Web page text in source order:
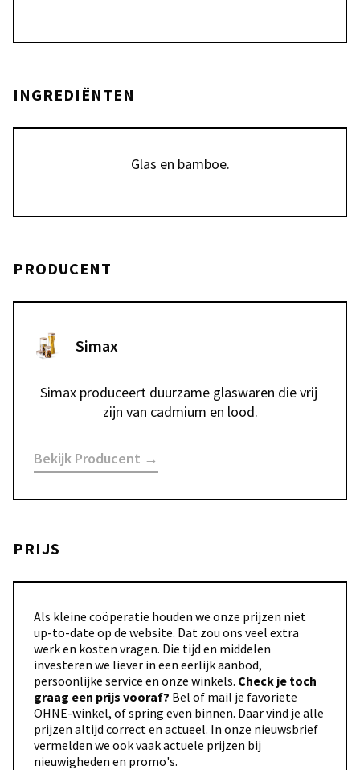
INGREDIËNTEN
Glas en bamboe.
PRODUCENT
Simax
Simax produceert duurzame glaswaren die vrij
zijn van cadmium en lood.
Bekijk Producent →
PRIJS
Als kleine coöperatie houden we onze prijzen niet
up-to-date op de website. Dat zou ons veel extra
werk en kosten vragen. Die tijd en middelen
investeren we liever in een eerlijk aanbod,
persoonlijke service en onze winkels. Check je toch
graag een prijs vooraf? Bel of mail je favoriete
OHNE-winkel, of spring even binnen. Daar vind je alle
prijzen altijd correct en actueel. In onze nieuwsbrief
vermelden we ook vaak actuele prijzen bij
nieuwigheden en promo's.